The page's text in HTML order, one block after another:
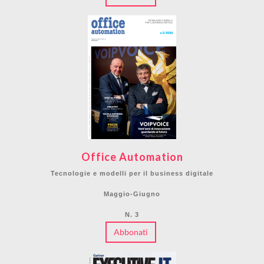
Office Automation
Tecnologie e modelli per il business digitale
Maggio-Giugno
N. 3
Abbonati